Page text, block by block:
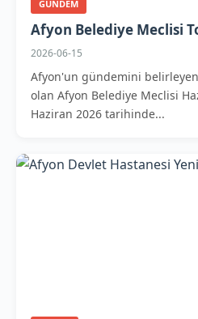
GUNDEM
Afyon Belediye Meclisi
2026-06-15
Afyon'un gündemini
olan Afyon Belediye Meclisi
Haziran 2026 tarihinde...